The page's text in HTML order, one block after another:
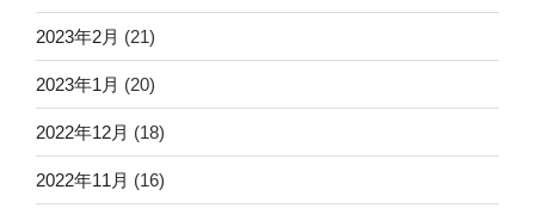
2023年2月 (21)
2023年1月 (20)
2022年12月 (18)
2022年11月 (16)